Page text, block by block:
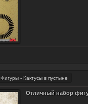
Фигуры - Кактусы в пустыне
Отличный набор